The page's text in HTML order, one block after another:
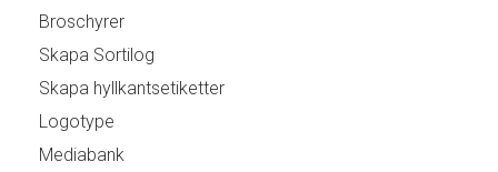
Broschyrer
Skapa Sortilog
Skapa hyllkantsetiketter
Logotype
Mediabank